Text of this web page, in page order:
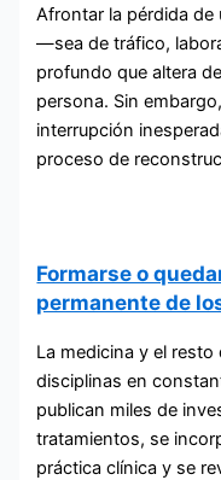
Afrontar la pérdida
—sea de tráfico,
profundo que altera
persona. Sin
interrupción
proceso de
Formarse o
permanente de
La medicina y el
disciplinas en
publican miles de
tratamientos, se
práctica clínica y se